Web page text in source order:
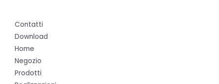
Contatti
Download
Home
Negozio
Prodotti